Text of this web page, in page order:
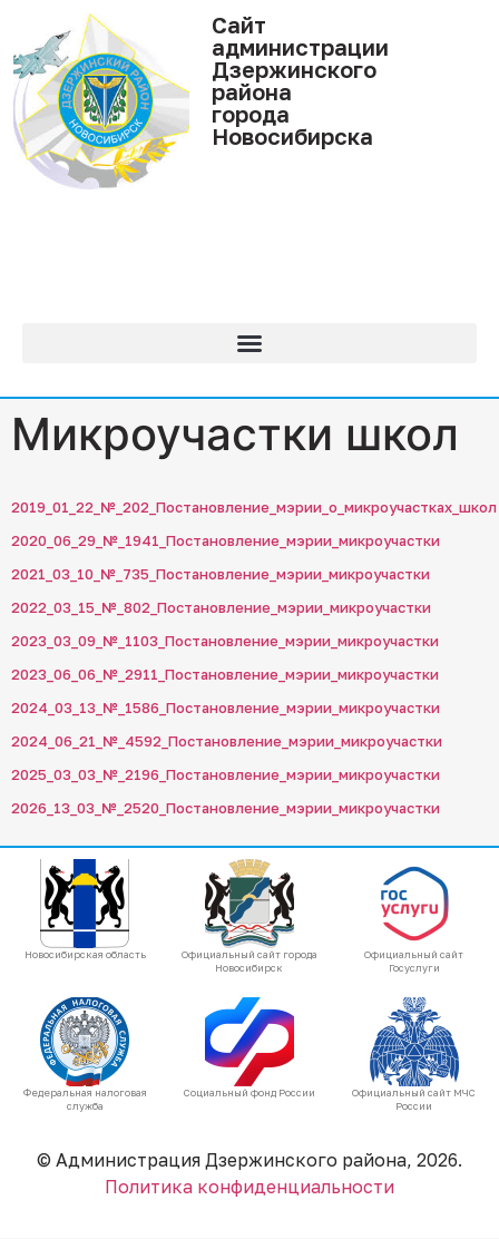
Cайт
администрации
Дзержинского
района
города
Новосибирска
Микроучастки школ
2019_01_22_№_202_Постановление_мэрии_о_микроучастках_школ
2020_06_29_№_1941_Постановление_мэрии_микроучастки
2021_03_10_№_735_Постановление_мэрии_микроучастки
2022_03_15_№_802_Постановление_мэрии_микроучастки
2023_03_09_№_1103_Постановление_мэрии_микроучастки
2023_06_06_№_2911_Постановление_мэрии_микроучастки
2024_03_13_№_1586_Постановление_мэрии_микроучастки
2024_06_21_№_4592_Постановление_мэрии_микроучастки
2025_03_03_№_2196_Постановление_мэрии_микроучастки
2026_13_03_№_2520_Постановление_мэрии_микроучастки
Новосибирская область
Официальный сайт города
Новосибирск
Официальный сайт
Госуслуги
Федеральная налоговая
служба
Социальный фонд России
Официальный сайт МЧС
России
© Администрация Дзержинского района, 2026.
Политика конфиденциальности